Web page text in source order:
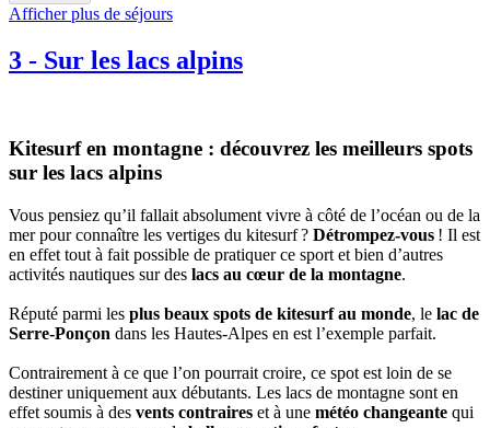
Afficher plus de séjours
3 - Sur les lacs alpins
Kitesurf en montagne : découvrez les meilleurs spots
sur les lacs alpins
Vous pensiez qu’il fallait absolument vivre à côté de l’océan ou de la
mer pour connaître les vertiges du kitesurf ? Détrompez-vous ! Il est
en effet tout à fait possible de pratiquer ce sport et bien d’autres
activités nautiques sur des lacs au cœur de la montagne.
Réputé parmi les plus beaux spots de kitesurf au monde, le lac de
Serre-Ponçon dans les Hautes-Alpes en est l’exemple parfait.
Contrairement à ce que l’on pourrait croire, ce spot est loin de se
destiner uniquement aux débutants. Les lacs de montagne sont en
effet soumis à des vents contraires et à une météo changeante qui